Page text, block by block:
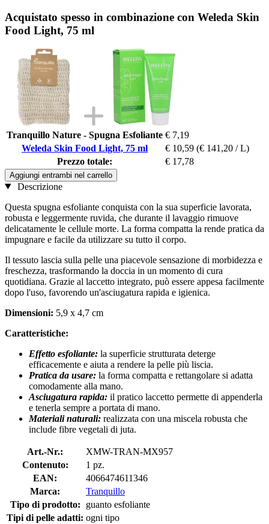
Acquistato spesso in combinazione con Weleda Skin
Food Light, 75 ml
Tranquillo Nature - Spugna Esfoliante € 7,19
Weleda Skin Food Light, 75 ml
€ 10,59 (€ 141,20 / L)
Prezzo totale:
€ 17,78
Aggiungi entrambi nel carrello
Descrizione
Questa spugna esfoliante conquista con la sua superficie lavorata,
robusta e leggermente ruvida, che durante il lavaggio rimuove
delicatamente le cellule morte. La forma compatta la rende pratica da
impugnare e facile da utilizzare su tutto il corpo.
Il tessuto lascia sulla pelle una piacevole sensazione di morbidezza e
freschezza, trasformando la doccia in un momento di cura
quotidiana. Grazie al laccetto integrato, può essere appesa facilmente
dopo l'uso, favorendo un'asciugatura rapida e igienica.
Dimensioni: 5,9 x 4,7 cm
Caratteristiche:
Effetto esfoliante: la superficie strutturata deterge
efficacemente e aiuta a rendere la pelle più liscia.
Pratica da usare: la forma compatta e rettangolare si adatta
comodamente alla mano.
Asciugatura rapida: il pratico laccetto permette di appenderla
e tenerla sempre a portata di mano.
Materiali naturali: realizzata con una miscela robusta che
include fibre vegetali di juta.
Art.-Nr.:
XMW-TRAN-MX957
Contenuto:
1 pz.
EAN:
4066474611346
Marca:
Tranquillo
Tipo di prodotto:
guanto esfoliante
Tipi di pelle adatti: ogni tipo